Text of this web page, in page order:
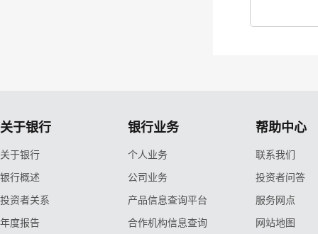
关于银行
关于银行
银行概述
投资者关系
年度报告
银行业务
个人业务
公司业务
产品信息查询平台
合作机构信息查询
帮助中心
联系我们
投资者问答
服务网点
网站地图